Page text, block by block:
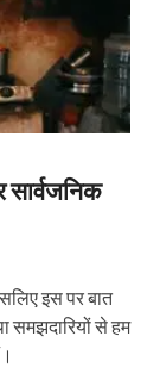
सार्वजनिक
इस पर बात
समझदारियों से हम